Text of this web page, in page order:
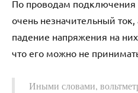
По проводам подключения
очень незначительный ток,
падение напряжения на
что его можно не
Иными словами,